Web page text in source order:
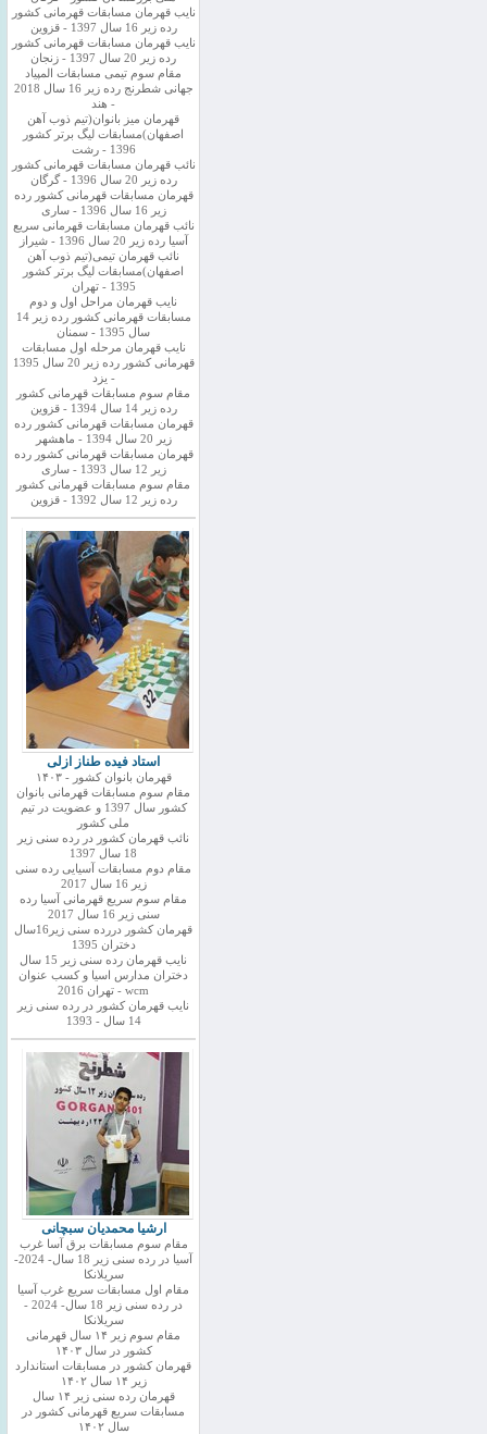
نایب قهرمان مسابقات قهرمانی کشور
رده زیر 16 سال 1397 - قزوین
نایب قهرمان مسابقات قهرمانی کشور
رده زیر 20 سال 1397 - زنجان
مقام سوم تیمی مسابقات المپیاد
جهانی شطرنج رده زیر 16 سال 2018
- هند
قهرمان میز بانوان(تیم ذوب آهن
اصفهان)مسابقات لیگ برتر کشور
1396 - رشت
نائب قهرمان مسابقات قهرمانی کشور
رده زیر 20 سال 1396 - گرگان
قهرمان مسابقات قهرمانی کشور رده
زیر 16 سال 1396 - ساری
نائب قهرمان مسابقات قهرمانی سریع
آسیا رده زیر 20 سال 1396 - شیراز
نائب قهرمان تیمی(تیم ذوب آهن
اصفهان)مسابقات لیگ برتر کشور
1395 - تهران
نایب قهرمان مراحل اول و دوم
مسابقات قهرمانی کشور رده زیر 14
سال 1395 - سمنان
نایب قهرمان مرحله اول مسابقات
قهرمانی کشور رده زیر 20 سال 1395
- یزد
مقام سوم مسابقات قهرمانی کشور
رده زیر 14 سال 1394 - قزوین
قهرمان مسابقات قهرمانی کشور رده
زیر 20 سال 1394 - ماهشهر
قهرمان مسابقات قهرمانی کشور رده
زیر 12 سال 1393 - ساری
مقام سوم مسابقات قهرمانی کشور
رده زیر 12 سال 1392 - قزوین
استاد فیده طناز ازلی
قهرمان بانوان کشور - ۱۴۰۳
مقام سوم مسابقات قهرمانی بانوان
کشور سال 1397 و عضویت در تیم
ملی کشور
نائب قهرمان کشور در رده سنی زیر
18 سال 1397
مقام دوم مسابقات آسیایی رده سنی
زیر 16 سال 2017
مقام سوم سریع قهرمانی آسیا رده
سنی زیر 16 سال 2017
قهرمان کشور دررده سنی زیر16سال
دختران 1395
نایب قهرمان رده سنی زیر 15 سال
دختران مدارس اسیا و کسب عنوان
wcm - تهران 2016
نایب قهرمان کشور در رده سنی زیر
14 سال - 1393
ارشیا محمدیان سبچانی
مقام سوم مسابقات برق آسا غرب
آسیا در رده سنی زیر 18 سال- 2024-
سریلانکا
مقام اول مسابقات سریع غرب آسیا
در رده سنی زیر 18 سال- 2024 -
سریلانکا
مقام سوم زیر ۱۴ سال قهرمانی
کشور در سال ۱۴۰۳
قهرمان کشور در مسابقات استاندارد
زیر ۱۴ سال ۱۴۰۲
قهرمان رده سنی زیر ۱۴ سال
مسابقات سریع قهرمانی کشور در
سال ۱۴۰۲